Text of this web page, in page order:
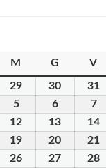
M mercoledì
G giovedìV
29 30 31
55
Agosto
2026
66
Agosto
2026
77
12
Agosto
13
Agosto
14
19
Agosto
20
Agosto
21
26 27 28